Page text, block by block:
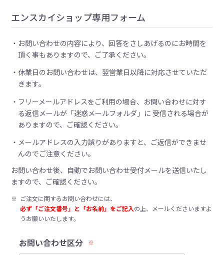
エンスカイショップ専用フォーム
お問い合わせの内容により、回答をさしあげるのにお時間を
頂く事もありますので、ご了承ください。
休業日のお問い合わせは、翌営業日以降に対応させていただ
きます。
フリーメールアドレスをご利用の場合、お問い合わせに対す
る返信メールが「迷惑メールフォルダ」に 受信される場合が
ありますので、ご確認ください。
メールアドレスの入力誤りがありますと、ご返信ができませ
んのでご注意ください。
お問い合わせ後、自動でお問い合わせ受付メールを送信いたし
ますので、ご確認ください。
※ ご注文に関するお問い合わせには、
必ず「ご注文番号」と「お名前」をご記入の上、メールくださいますよ
うお願いいたします。
お問い合わせ区分 ※